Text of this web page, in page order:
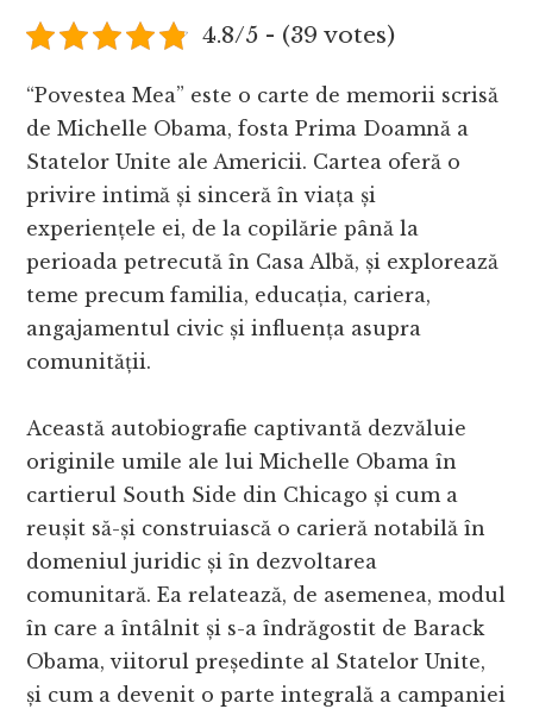
4.8/5 - (39 votes)
“Povestea Mea” este o carte de memorii scrisă
de Michelle Obama, fosta Prima Doamnă a
Statelor Unite ale Americii. Cartea oferă o
privire intimă și sinceră în viața și
experiențele ei, de la copilărie până la
perioada petrecută în Casa Albă, și explorează
teme precum familia, educația, cariera,
angajamentul civic și influența asupra
comunității.
Această autobiografie captivantă dezvăluie
originile umile ale lui Michelle Obama în
cartierul South Side din Chicago și cum a
reușit să-și construiască o carieră notabilă în
domeniul juridic și în dezvoltarea
comunitară. Ea relatează, de asemenea, modul
în care a întâlnit și s-a îndrăgostit de Barack
Obama, viitorul președinte al Statelor Unite,
și cum a devenit o parte integrală a campaniei